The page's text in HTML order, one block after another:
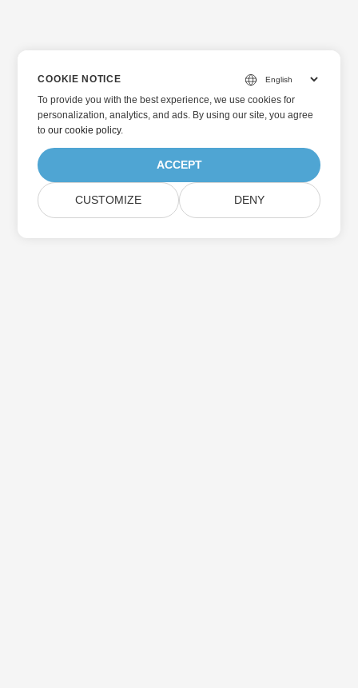
COOKIE NOTICE
To provide you with the best experience, we use cookies for
personalization, analytics, and ads. By using our site, you agree
toour cookie policy.
ACCEPT
CUSTOMIZE DENY